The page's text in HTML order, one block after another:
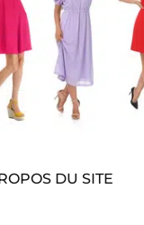
DU SITE